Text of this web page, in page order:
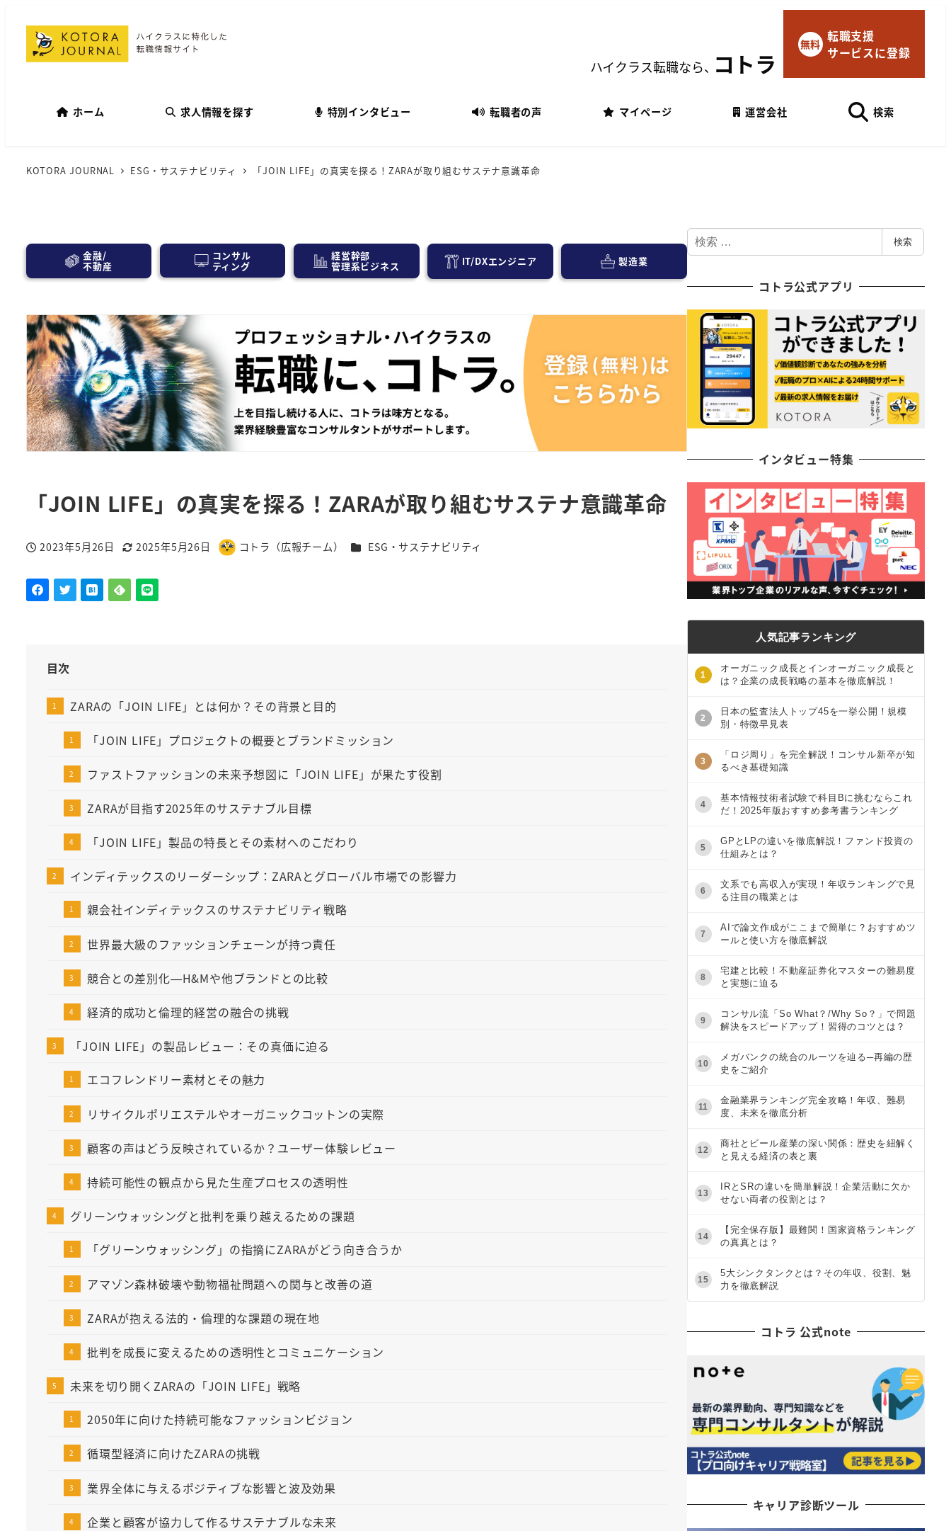
マイページにログイン
ハイクラス転職なら、コトラ
無料 転職支援
サービスに登録
ホーム 求人情報を探す 特別インタビュー 転職者の声 マイページ 運営会社 検索
KOTORA JOURNAL ESG・サステナビリティ 「JOIN LIFE」の真実を探る！ZARAが取り組むサステナ意識革命
金融/
不動産
コンサル
ティング
経営幹部
管理系ビジネス IT/DXエンジニア 製造業
「JOIN LIFE」の真実を探る！ZARAが取り組むサステナ意識革命
投稿日
2023年5月26日
更新日
2025年5月26日
著
コトラ（広報チーム） カテゴリー
ESG・サステナビリティ
目次
ZARAの「JOIN LIFE」とは何か？その背景と目的
「JOIN LIFE」プロジェクトの概要とブランドミッション
ファストファッションの未来予想図に「JOIN LIFE」が果たす役割
ZARAが目指す2025年のサステナブル目標
「JOIN LIFE」製品の特長とその素材へのこだわり
インディテックスのリーダーシップ：ZARAとグローバル市場での影響力
親会社インディテックスのサステナビリティ戦略
世界最大級のファッションチェーンが持つ責任
競合との差別化—H&Mや他ブランドとの比較
経済的成功と倫理的経営の融合の挑戦
「JOIN LIFE」の製品レビュー：その真価に迫る
エコフレンドリー素材とその魅力
リサイクルポリエステルやオーガニックコットンの実際
顧客の声はどう反映されているか？ユーザー体験レビュー
持続可能性の観点から見た生産プロセスの透明性
グリーンウォッシングと批判を乗り越えるための課題
「グリーンウォッシング」の指摘にZARAがどう向き合うか
アマゾン森林破壊や動物福祉問題への関与と改善の道
ZARAが抱える法的・倫理的な課題の現在地
批判を成長に変えるための透明性とコミュニケーション
未来を切り開くZARAの「JOIN LIFE」戦略
2050年に向けた持続可能なファッションビジョン
循環型経済に向けたZARAの挑戦
業界全体に与えるポジティブな影響と波及効果
企業と顧客が協力して作るサステナブルな未来
検
索
検索
コトラ公式アプリ
インタビュー特集
人気記事ランキング
1
オーガニック成長とインオーガニック成長と
は？企業の成長戦略の基本を徹底解説！
2
日本の監査法人トップ45を一挙公開！規模
別・特徴早見表
3
「ロジ周り」を完全解説！コンサル新卒が知
るべき基礎知識
4
基本情報技術者試験で科目Bに挑むならこれ
だ！2025年版おすすめ参考書ランキング
5
GPとLPの違いを徹底解説！ファンド投資の
仕組みとは？
6
文系でも高収入が実現！年収ランキングで見
る注目の職業とは
7
AIで論文作成がここまで簡単に？おすすめツ
ールと使い方を徹底解説
8
宅建と比較！不動産証券化マスターの難易度
と実態に迫る
9
コンサル流「So What？/Why So？」で問題
解決をスピードアップ！習得のコツとは？
10
メガバンクの統合のルーツを辿る─再編の歴
史をご紹介
11
金融業界ランキング完全攻略！年収、難易
度、未来を徹底分析
12
商社とビール産業の深い関係：歴史を紐解く
と見える経済の表と裏
13
IRとSRの違いを簡単解説！企業活動に欠か
せない両者の役割とは？
14
【完全保存版】最難関！国家資格ランキング
の真真とは？
15
5大シンクタンクとは？その年収、役割、魅
力を徹底解説
コトラ 公式note
キャリア診断ツール